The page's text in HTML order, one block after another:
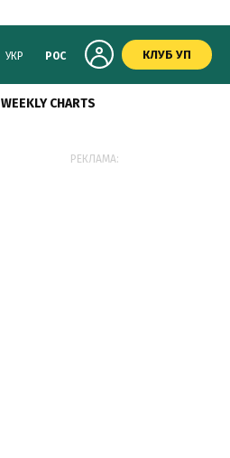
УКР РОС КЛУБ УП
WEEKLY CHARTS
РЕКЛАМА: